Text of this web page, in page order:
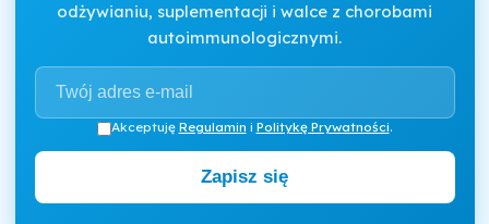
odżywianiu, suplementacji i walce z chorobami
autoimmunologicznymi.
Akceptuję Regulamin i Politykę Prywatności.
Zapisz się